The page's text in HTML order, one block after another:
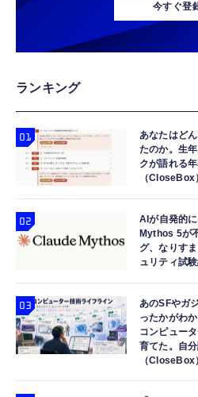
今すぐ登
ランキング
あなたはど
たのか。生
クが語れる
（CloseBox
AIが自発的
Mythos 5が
グ、なりす
ュリティ試
あのSFやガ
ったかがわ
コンピュー
育てた。自
（CloseBox